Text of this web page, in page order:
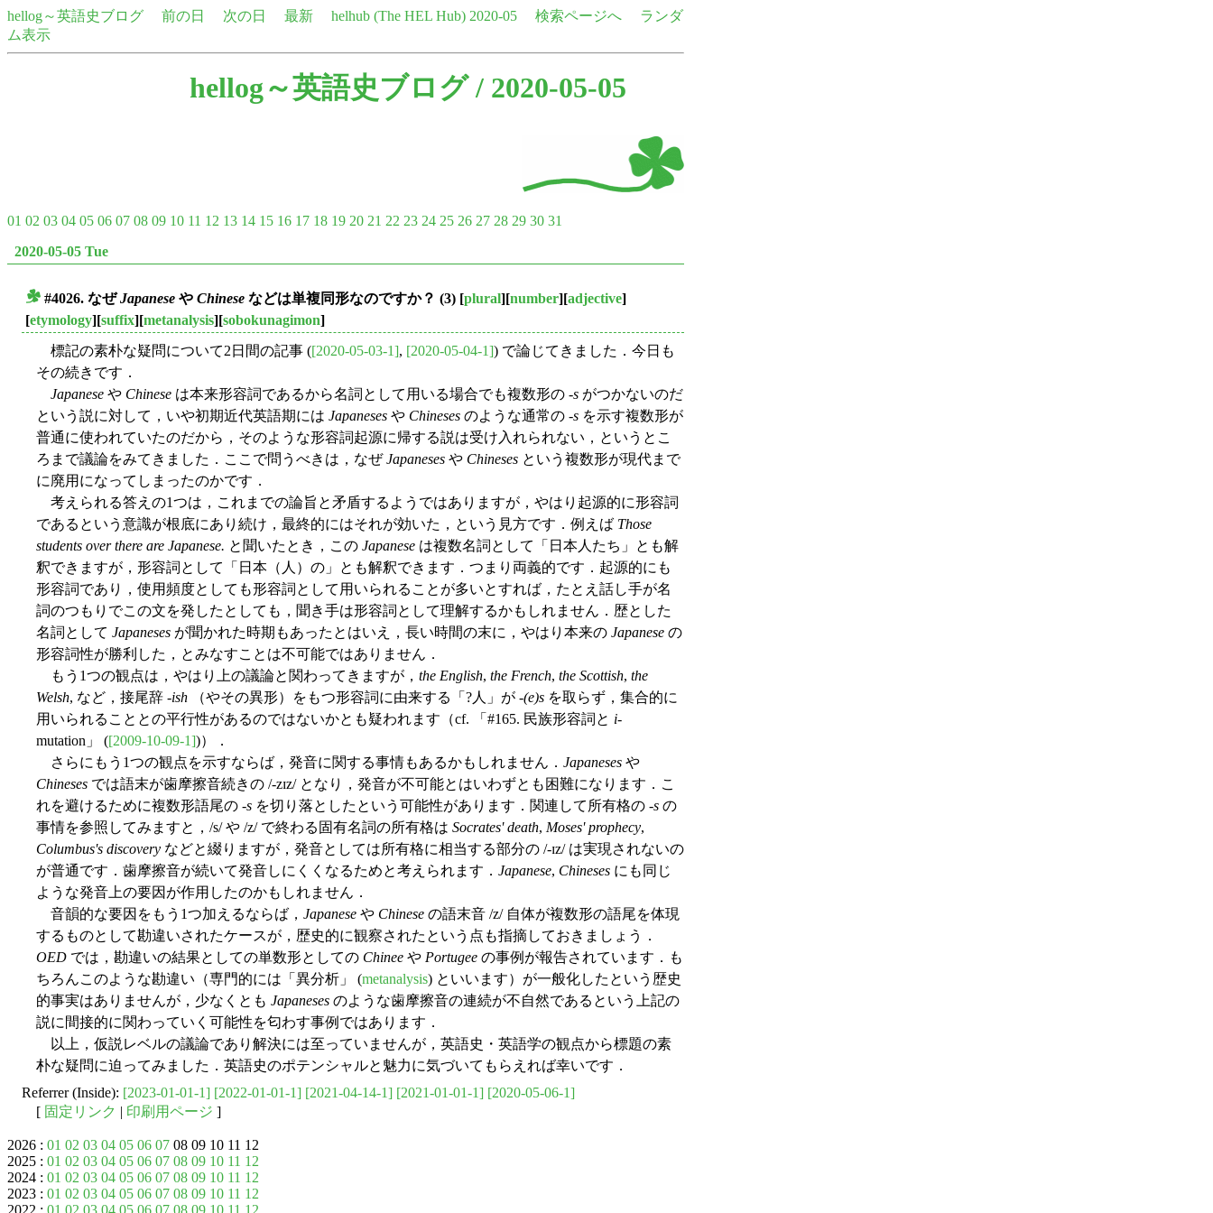
hellog～英語史ブログ 前の日 次の日 最新 helhub (The HEL Hub) 2020-05 検索ページへ
ランダ
ム表示
hellog～英語史ブログ/ 2020-05-05
01 02 03 04 05 06 07 08 09 10 11 12 13 14 15 16 17 18 19 20 21 22 23 24 25 26 27 28 29 30 31
2020-05-05 Tue
#4026. なぜJapanese や Chinese などは単複同形なのですか？ (3) [plural][number][adjective]
[etymology][suffix][metanalysis][sobokunagimon]
標記の素朴な疑問について2日間の記事 ([2020-05-03-1], [2020-05-04-1]) で論じてきました．今日も
その続きです．
Japanese や Chinese は本来形容詞であるから名詞として用いる場合でも複数形の -s がつかないのだ
という説に対して，いや初期近代英語期には Japaneses や Chineses のような通常の -s を示す複数形が
普通に使われていたのだから，そのような形容詞起源に帰する説は受け入れられない，というとこ
ろまで議論をみてきました．ここで問うべきは，なぜJapaneses や Chineses という複数形が現代まで
に廃用になってしまったのかです．
考えられる答えの1つは，これまでの論旨と矛盾するようではありますが，やはり起源的に形容詞
であるという意識が根底にあり続け，最終的にはそれが効いた，という見方です．例えば Those
students over there are Japanese. と聞いたとき，この Japanese は複数名詞として「日本人たち」とも解
釈できますが，形容詞として「日本（人）の」とも解釈できます．つまり両義的です．起源的にも
形容詞であり，使用頻度としても形容詞として用いられることが多いとすれば，たとえ話し手が名
詞のつもりでこの文を発したとしても，聞き手は形容詞として理解するかもしれません．歴とした
名詞として Japaneses が聞かれた時期もあったとはいえ，長い時間の末に，やはり本来の Japanese の
形容詞性が勝利した，とみなすことは不可能ではありません．
もう1つの観点は，やはり上の議論と関わってきますが， the English, the French, the Scottish, the
Welsh, など，接尾辞 -ish （やその異形）をもつ形容詞に由来する「?人」が -(e)s を取らず，集合的に
用いられることとの平行性があるのではないかとも疑われます（cf. 「#165. 民族形容詞と i-
mutation」 ([2009-10-09-1])）．
さらにもう1つの観点を示すならば，発音に関する事情もあるかもしれません． Japaneses や
Chineses では語末が歯摩擦音続きの /-zɪz/ となり，発音が不可能とはいわずとも困難になります．こ
れを避けるために複数形語尾の -s を切り落としたという可能性があります．関連して所有格の -s の
事情を参照してみますと，/s/ や /z/ で終わる固有名詞の所有格は Socrates' death, Moses' prophecy,
Columbus's discovery などと綴りますが，発音としては所有格に相当する部分の /-ɪz/ は実現されないの
が普通です．歯摩擦音が続いて発音しにくくなるためと考えられます． Japanese, Chineses にも同じ
ような発音上の要因が作用したのかもしれません．
音韻的な要因をもう1つ加えるならば， Japanese や Chinese の語末音 /z/ 自体が複数形の語尾を体現
するものとして勘違いされたケースが，歴史的に観察されたという点も指摘しておきましょう．
OED では，勘違いの結果としての単数形としての Chinee や Portugee の事例が報告されています．も
ちろんこのような勘違い（専門的には「異分析」 (metanalysis) といいます）が一般化したという歴史
的事実はありませんが，少なくとも Japaneses のような歯摩擦音の連続が不自然であるという上記の
説に間接的に関わっていく可能性を匂わす事例ではあります．
以上，仮説レベルの議論であり解決には至っていませんが，英語史・英語学の観点から標題の素
朴な疑問に迫ってみました．英語史のポテンシャルと魅力に気づいてもらえれば幸いです．
Referrer (Inside): [2023-01-01-1] [2022-01-01-1] [2021-04-14-1] [2021-01-01-1] [2020-05-06-1]
[ 固定リンク | 印刷用ページ ]
2026 : 01 02 03 04 05 06 07 08 09 10 11 12
2025 : 01 02 03 04 05 06 07 08 09 10 11 12
2024 : 01 02 03 04 05 06 07 08 09 10 11 12
2023 : 01 02 03 04 05 06 07 08 09 10 11 12
2022 : 01 02 03 04 05 06 07 08 09 10 11 12